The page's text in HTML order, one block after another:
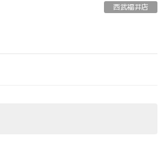
西武福井店